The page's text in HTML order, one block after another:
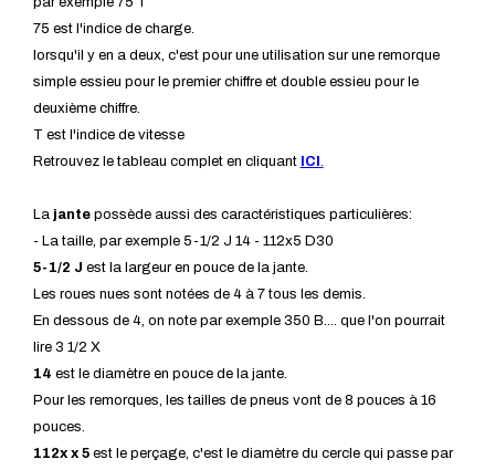
75 est l'indice de charge.
lorsqu'il y en a deux, c'est pour une utilisation sur une remorque
simple essieu pour le premier chiffre et double essieu pour le
deuxième chiffre.
T est l'indice de vitesse
Retrouvez le tableau complet en cliquant ICI
La jantepossède aussi des caractéristiques particulières:
- La taille, par exemple 5-1/2 J 14 - 112x5 D30
5-1/2 J est la largeur en pouce de la jante.
Les roues nues sont notées de 4 à 7 tous les demis.
En dessous de 4, on note par exemple 350 B.... que l'on pourrait
lire 3 1/2 X
14 est le diamètre en pouce de la jante.
Pour les remorques, les tailles de pneus vont de 8 pouces à 16
pouces.
112x x 5 est le perçage, c'est le diamètre du cercle qui passe par